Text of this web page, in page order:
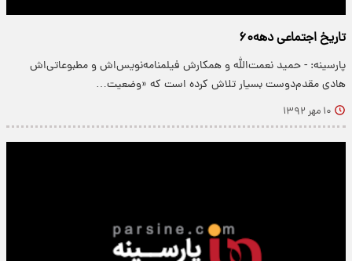
تاریخ اجتماعی دهه۶۰
پارسینه: - حمید نعمت‌الله و همکارش فیلمنامه‌نویس‌اش و مطبوعاتی‌اش
هادی مقدم‌دوست بسیار تلاش کرده است که «وضعیت…
۱۰ مهر ۱۳۹۲